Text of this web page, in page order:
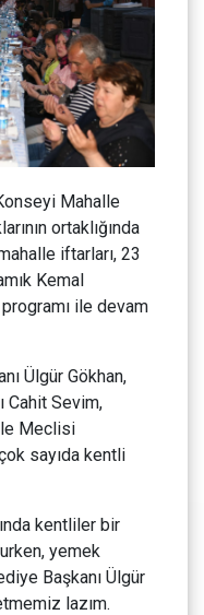
Mahalle
ortaklığında
iftarları, 23
Kemal
ile devam
Ülgür Gökhan,
Cahit Sevim,
Meclisi
sayıda kentli
kentliler bir
yemek
Başkanı Ülgür
lazım.